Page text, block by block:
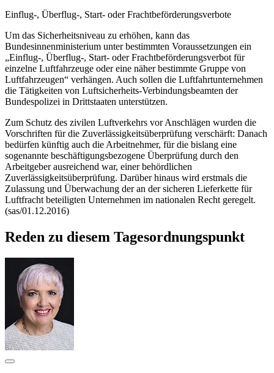
Einflug-, Überflug-, Start- oder Frachtbeförderungsverbote
Um das Sicherheitsniveau zu erhöhen, kann das
Bundesinnenministerium unter bestimmten Voraussetzungen ein
„Einflug-, Überflug-, Start- oder Frachtbeförderungsverbot für
einzelne Luftfahrzeuge oder eine näher bestimmte Gruppe von
Luftfahrzeugen“ verhängen. Auch sollen die Luftfahrtunternehmen
die Tätigkeiten von Luftsicherheits-Verbindungsbeamten der
Bundespolizei in Drittstaaten unterstützen.
Zum Schutz des zivilen Luftverkehrs vor Anschlägen wurden die
Vorschriften für die Zuverlässigkeitsüberprüfung verschärft: Danach
bedürfen künftig auch die Arbeitnehmer, für die bislang eine
sogenannte beschäftigungsbezogene Überprüfung durch den
Arbeitgeber ausreichend war, einer behördlichen
Zuverlässigkeitsüberprüfung. Darüber hinaus wird erstmals die
Zulassung und Überwachung der an der sicheren Lieferkette für
Luftfracht beteiligten Unternehmen im nationalen Recht geregelt.
(sas/01.12.2016)
Reden zu diesem Tagesordnungspunkt